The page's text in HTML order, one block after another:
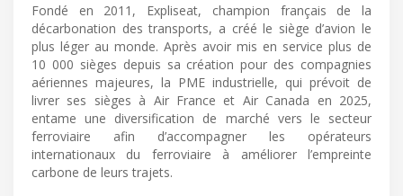
Fondé en 2011, Expliseat, champion français de la
décarbonation des transports, a créé le siège d’avion le
plus léger au monde. Après avoir mis en service plus de
10 000 sièges depuis sa création pour des compagnies
aériennes majeures, la PME industrielle, qui prévoit de
livrer ses sièges à Air France et Air Canada en 2025,
entame une diversification de marché vers le secteur
ferroviaire afin d’accompagner les opérateurs
internationaux du ferroviaire à améliorer l’empreinte
carbone de leurs trajets.